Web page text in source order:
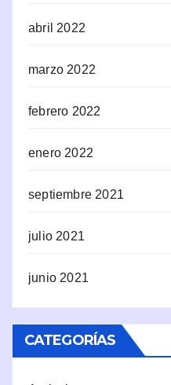
abril 2022
marzo 2022
febrero 2022
enero 2022
septiembre 2021
julio 2021
junio 2021
CATEGORÍAS